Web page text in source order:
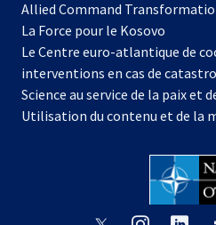
Allied Command
La Force pour le Kosovo
dans
un
nouvel
onglet
Le Centre euro-atlantique de
interventions en cas de
Science au service de la paix et
Utilisation du contenu et de la